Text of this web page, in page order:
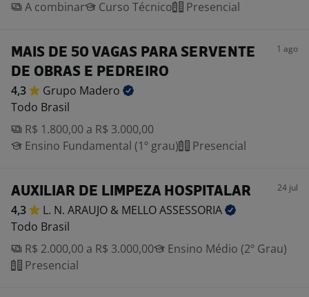
A combinar
Curso Técnico Presencial
MAIS DE 50 VAGAS PARA SERVENTE
DE OBRAS E PEDREIRO
1 ago
4,3 Grupo Madero
Todo Brasil
R$ 1.800,00 a R$ 3.000,00
Ensino Fundamental (1º grau)
Presencial
AUXILIAR DE LIMPEZA HOSPITALAR 24 jul
4,3 L. N. ARAUJO & MELLOASSESSORIA
Todo Brasil
R$ 2.000,00 a R$ 3.000,00
Ensino Médio (2º Grau)
Presencial